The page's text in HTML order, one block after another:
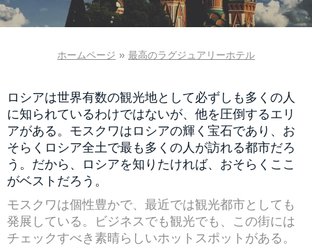
ホームページ » 最高のラグジュアリーホテル
ロシアは世界有数の観光地として必ずしも多くの人
に知られているわけではないが、他を圧倒するエリ
アがある。モスクワはロシアの輝く宝石であり、お
そらくロシア全土で最も多くの人が訪れる都市だろ
う。だから、ロシアを知りたければ、おそらくここ
がベストだろう。
モスクワは個性豊かで、最近では観光都市としても
発展している。ビジネスでも観光でも、この街には
チェックすべき素晴らしいホットスポットがある。